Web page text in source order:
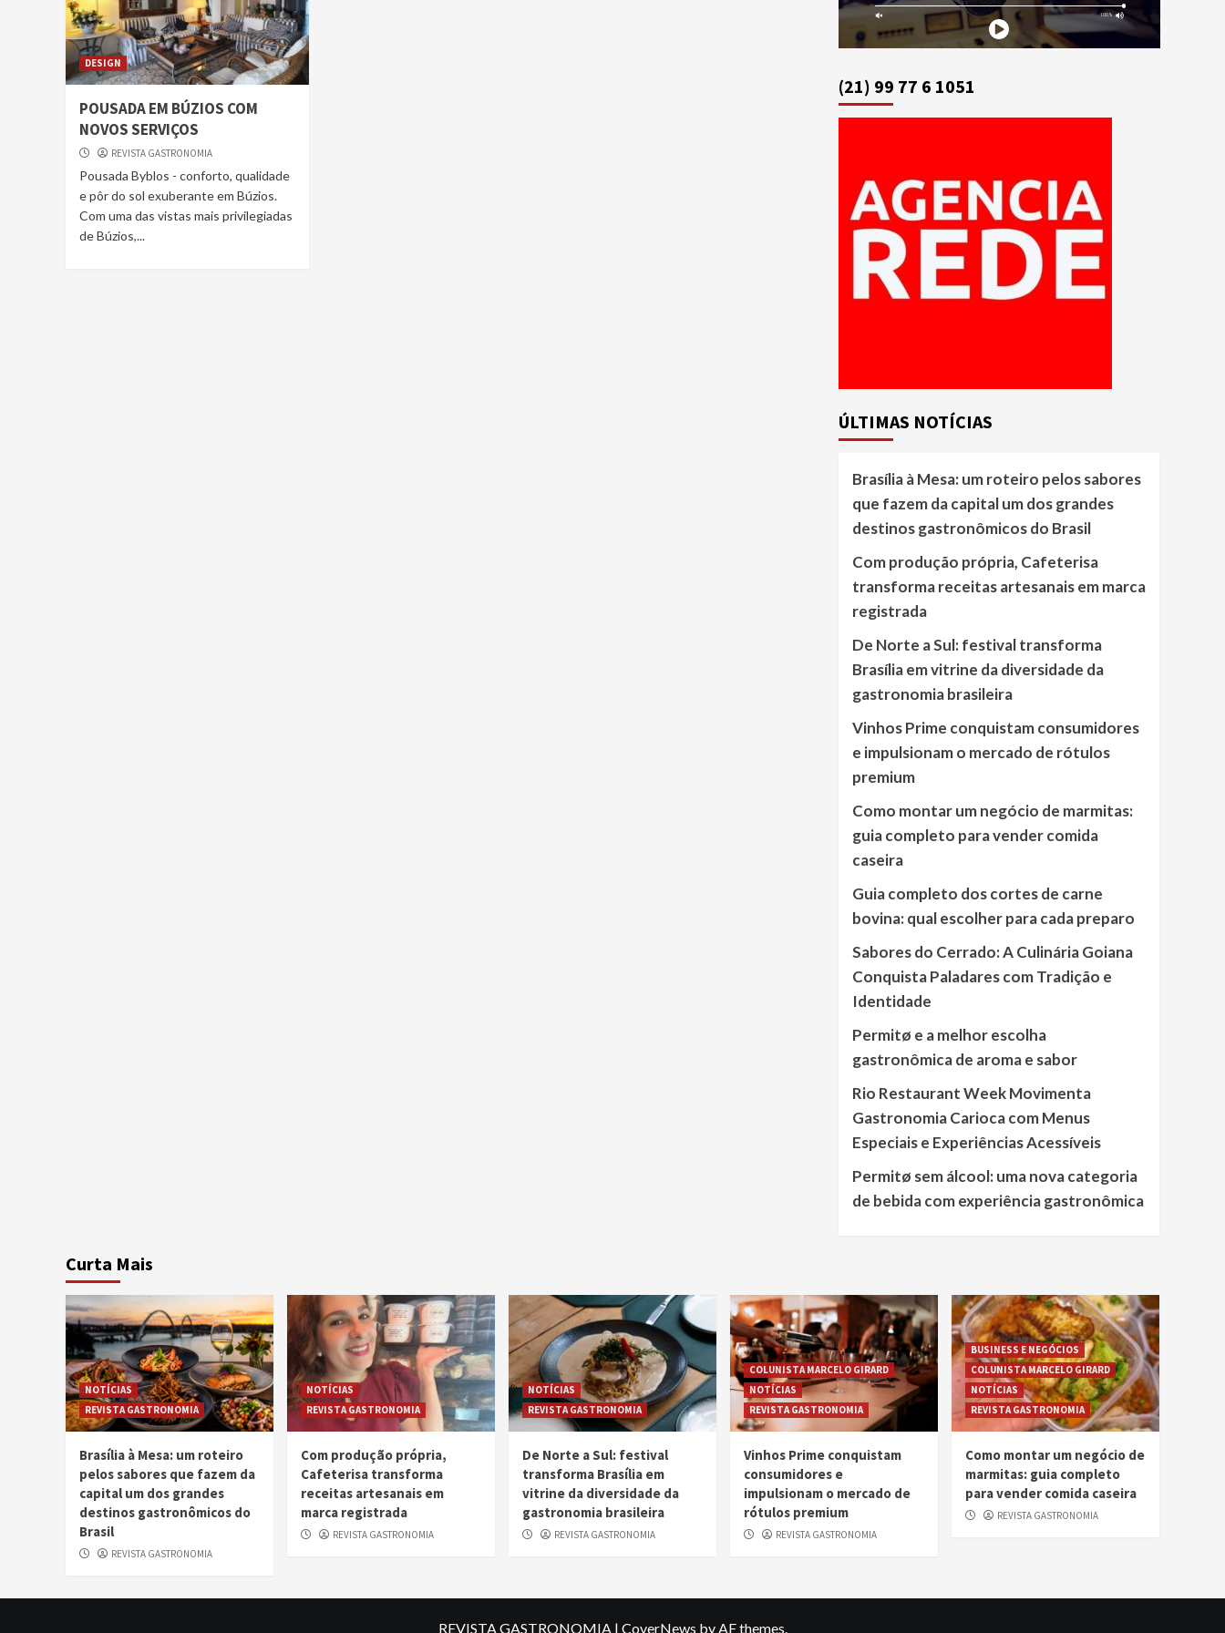
DESIGN
POUSADA EM BÚZIOS COM
NOVOS SERVIÇOS
REVISTA GASTRONOMIA
Pousada Byblos - conforto, qualidade
e pôr do sol exuberante em Búzios.
Com uma das vistas mais privilegiadas
de Búzios,...
(21) 99 77 6 1051
ÚLTIMAS NOTÍCIAS
Brasília à Mesa: um roteiro pelos sabores
que fazem da capital um dos grandes
destinos gastronômicos do Brasil
Com produção própria, Cafeterisa
transforma receitas artesanais em marca
registrada
De Norte a Sul: festival transforma
Brasília em vitrine da diversidade da
gastronomia brasileira
Vinhos Prime conquistam consumidores
e impulsionam o mercado de rótulos
premium
Como montar um negócio de marmitas:
guia completo para vender comida
caseira
Guia completo dos cortes de carne
bovina: qual escolher para cada preparo
Sabores do Cerrado: A Culinária Goiana
Conquista Paladares com Tradição e
Identidade
Permitø e a melhor escolha
gastronômica de aroma e sabor
Rio Restaurant Week Movimenta
Gastronomia Carioca com Menus
Especiais e Experiências Acessíveis
Permitø sem álcool: uma nova categoria
de bebida com experiência gastronômica
Curta Mais
NOTÍCIAS
REVISTA GASTRONOMIA
Brasília à Mesa: um roteiro
pelos sabores que fazem da
capital um dos grandes
destinos gastronômicos do
Brasil
REVISTA GASTRONOMIA
NOTÍCIAS
REVISTA GASTRONOMIA
Com produção própria,
Cafeterisa transforma
receitas artesanais em
marca registrada
REVISTA GASTRONOMIA
NOTÍCIAS
REVISTA GASTRONOMIA
De Norte a Sul: festival
transforma Brasília em
vitrine da diversidade da
gastronomia brasileira
REVISTA GASTRONOMIA
COLUNISTA MARCELO GIRARD
NOTÍCIAS
REVISTA GASTRONOMIA
Vinhos Prime conquistam
consumidores e
impulsionam o mercado de
rótulos premium
REVISTA GASTRONOMIA
BUSINESS E NEGÓCIOS
COLUNISTA MARCELO GIRARD
NOTÍCIAS
REVISTA GASTRONOMIA
Como montar um negócio de
marmitas: guia completo
para vender comida caseira
REVISTA GASTRONOMIA
REVISTA GASTRONOMIA | CoverNews by AF themes.